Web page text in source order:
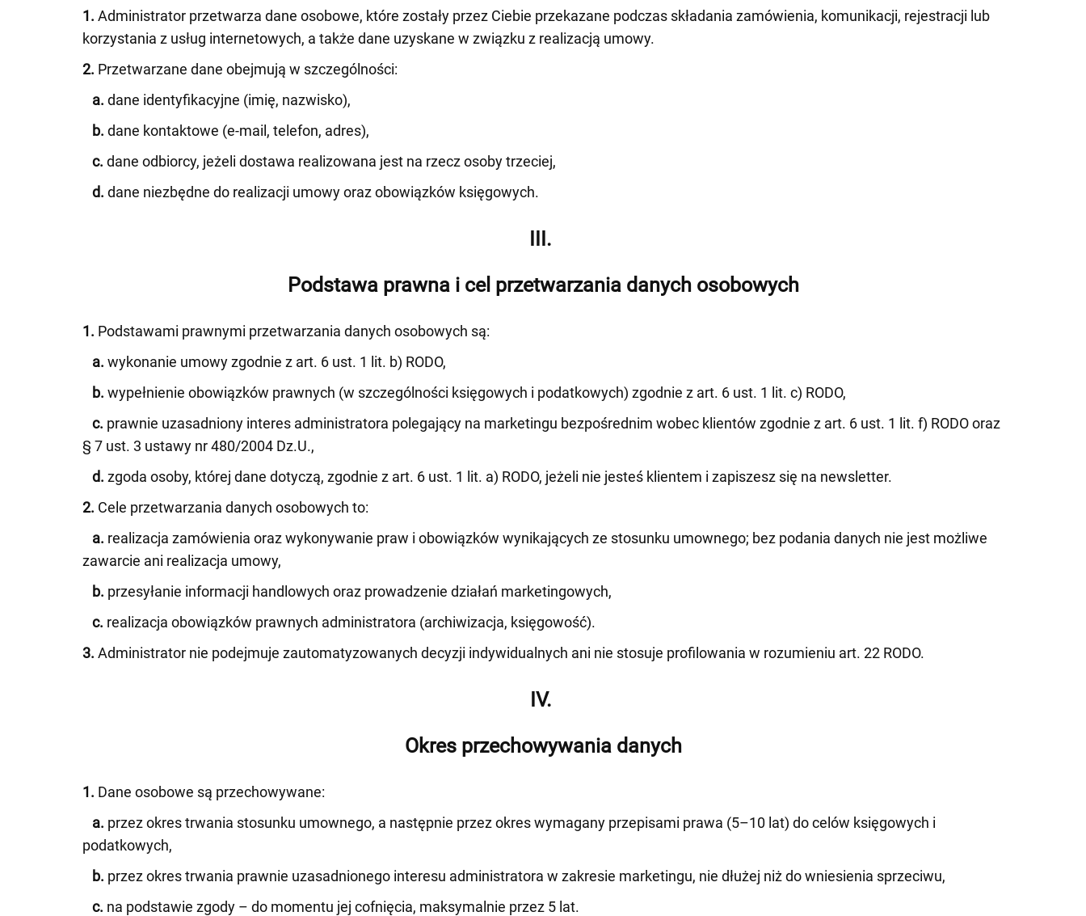
1. Administrator przetwarza dane osobowe, które zostały przez Ciebie przekazane podczas składania zamówienia, komunikacji, rejestracji lub
korzystania z usług internetowych, a także dane uzyskane w związku z realizacją umowy.
2. Przetwarzane dane obejmują w szczególności:
a. dane identyfikacyjne (imię, nazwisko),
b. dane kontaktowe (e-mail, telefon, adres),
c. dane odbiorcy, jeżeli dostawa realizowana jest na rzecz osoby trzeciej,
d. dane niezbędne do realizacji umowy oraz obowiązków księgowych.
III.
Podstawa prawna i cel przetwarzania danych osobowych
1. Podstawami prawnymi przetwarzania danych osobowych są:
a. wykonanie umowy zgodnie z art. 6 ust. 1 lit. b) RODO,
b. wypełnienie obowiązków prawnych (w szczególności księgowych i podatkowych) zgodnie z art. 6 ust. 1 lit. c) RODO,
c. prawnie uzasadniony interes administratora polegający na marketingu bezpośrednim wobec klientów zgodnie z art. 6 ust. 1 lit. f) RODO oraz
§ 7 ust. 3 ustawy nr 480/2004 Dz.U.,
d. zgoda osoby, której dane dotyczą, zgodnie z art. 6 ust. 1 lit. a) RODO, jeżeli nie jesteś klientem i zapiszesz się na newsletter.
2. Cele przetwarzania danych osobowych to:
a. realizacja zamówienia oraz wykonywanie praw i obowiązków wynikających ze stosunku umownego; bez podania danych nie jest możliwe
zawarcie ani realizacja umowy,
b. przesyłanie informacji handlowych oraz prowadzenie działań marketingowych,
c. realizacja obowiązków prawnych administratora (archiwizacja, księgowość).
3. Administrator nie podejmuje zautomatyzowanych decyzji indywidualnych ani nie stosuje profilowania w rozumieniu art. 22 RODO.
IV.
Okres przechowywania danych
1. Dane osobowe są przechowywane:
a. przez okres trwania stosunku umownego, a następnie przez okres wymagany przepisami prawa (5–10 lat) do celów księgowych i
podatkowych,
b. przez okres trwania prawnie uzasadnionego interesu administratora w zakresie marketingu, nie dłużej niż do wniesienia sprzeciwu,
c. na podstawie zgody – do momentu jej cofnięcia, maksymalnie przez 5 lat.